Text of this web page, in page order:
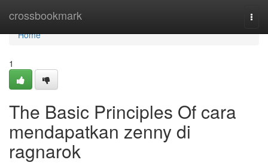
crossbookmark
Home
Home
1
The Basic Principles Of cara
mendapatkan zenny di
ragnarok